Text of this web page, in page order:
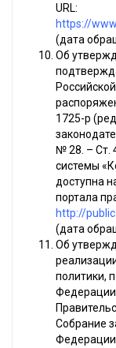
URL:
https://
(дата
Об
1725-р
№ 28. – Ст.
системы
доступна
портала
http://
(дата
Об
политики,
Федерации
Собрание